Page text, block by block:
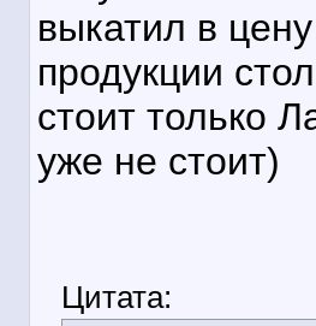
выкатил в
продукции
стоит только
уже не стоит)
Цитата: